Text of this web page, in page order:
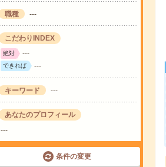
職種 ---
こだわりINDEX
絶対 ---
できれば ---
キーワード ---
あなたのプロフィール
---
条件の変更